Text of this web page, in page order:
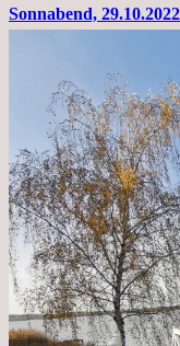
Sonnabend,